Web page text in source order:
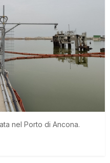
nel Porto di Ancona.